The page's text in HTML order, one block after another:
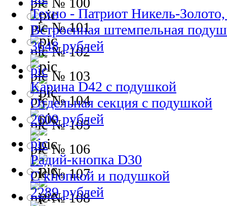
№ 101
№ 102
№ 103
№ 104
№ 105
№ 106
№ 107
№ 108
Техно - Патриот Никель-
Встроенная штемпельная
3648 рублей
Карина D42 с подушкой
Отдельная секция с подушкой
2609 рублей
Радий-кнопка D30
С кнопкой и подушкой
2289 рублей